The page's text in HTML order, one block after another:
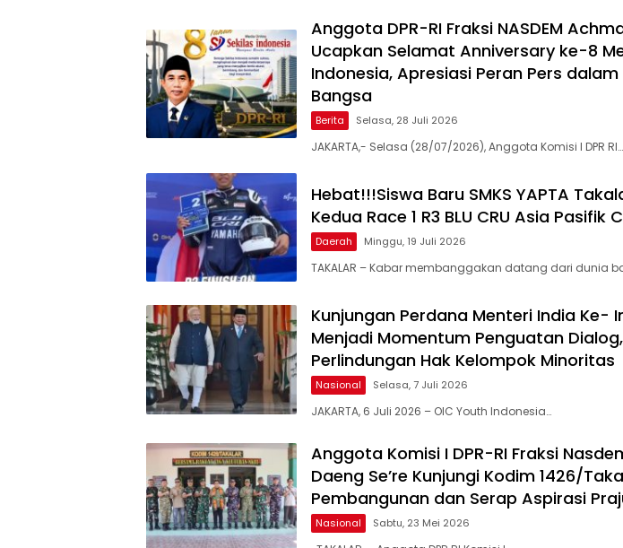
Anggota DPR-RI Fraksi NASDEM
Ucapkan Selamat Anniversary ke-8
Indonesia, Apresiasi Peran Pers
Bangsa
Berita Selasa, 28 Juli 2026
JAKARTA,- Selasa (28/07/2026), Anggota Komisi I DPR RI…
Hebat!!!Siswa Baru SMKS YAPTA
Kedua Race 1 R3 BLU CRU Asia Pasifik
Daerah Minggu, 19 Juli 2026
TAKALAR – Kabar membanggakan datang dari dunia
Kunjungan Perdana Menteri India Ke-
Menjadi Momentum Penguatan
Perlindungan Hak Kelompok Minoritas
Nasional Selasa, 7 Juli 2026
JAKARTA, 6 Juli 2026 – OIC Youth Indonesia…
Anggota Komisi I DPR-RI Fraksi
Daeng Se’re Kunjungi Kodim 1426/
Pembangunan dan Serap Aspirasi
Nasional Sabtu, 23 Mei 2026